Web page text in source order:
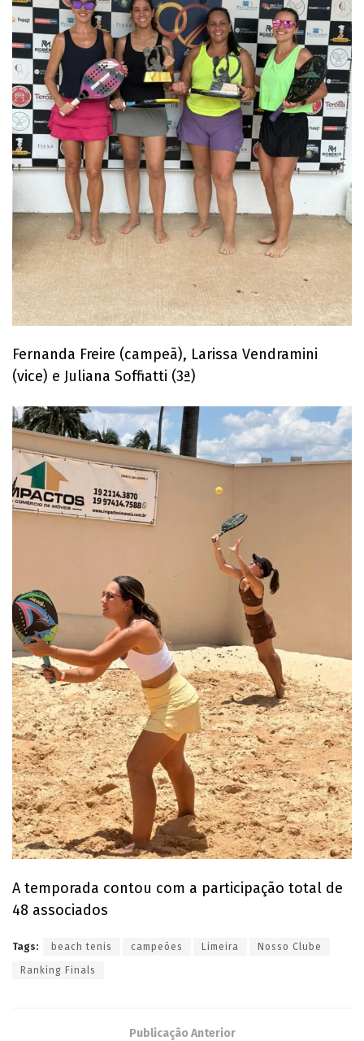
Fernanda Freire (campeã), Larissa Vendramini
(vice) e Juliana Soffiatti (3ª)
A temporada contou com a participação total de
48 associados
Tags: beach tenis campeões Limeira Nosso Clube
Ranking Finals
Publicação Anterior